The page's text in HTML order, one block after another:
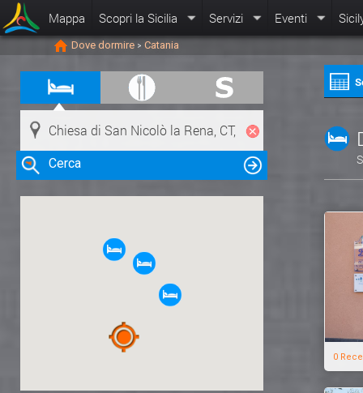
Mappa Scopri la Sicilia Servizi Eventi
Dove dormire > Catania
Cerca
Clicca su una risorsa nella mappa
per visualizzare le informazioni
0